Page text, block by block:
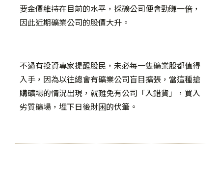
要金價維持在目前的水平，採礦公司便會勁賺一倍，
因此近期礦業公司的股價大升。
不過有投資專家提醒股民，未必每一隻礦業股都值得
入手，因為以往總會有礦業公司盲目擴張，當這種搶
購礦場的情況出現，就難免有公司「入錯貨」，買入
劣質礦場，埋下日後財困的伏筆。